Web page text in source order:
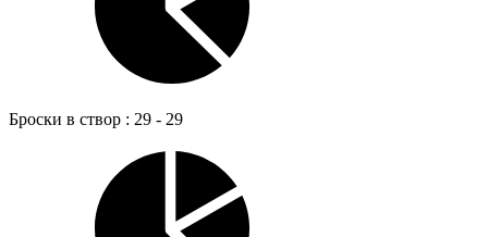
Броски в створ : 29 - 29